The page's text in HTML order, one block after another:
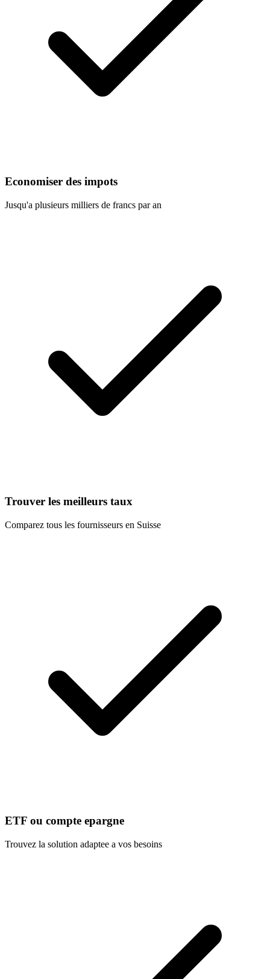
Economiser des impots
Jusqu'a plusieurs milliers de francs par an
Trouver les meilleurs taux
Comparez tous les fournisseurs en Suisse
ETF ou compte epargne
Trouvez la solution adaptee a vos besoins